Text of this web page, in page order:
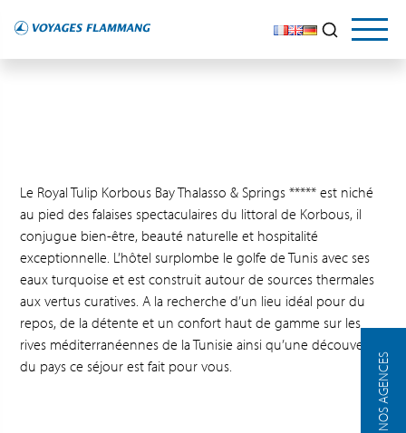
NOS AGENCES
Le Royal Tulip Korbous Bay Thalasso & Springs ***** est niché
au pied des falaises spectaculaires du littoral de Korbous, il
conjugue bien-être, beauté naturelle et hospitalité
exceptionnelle. L’hôtel surplombe le golfe de Tunis avec ses
eaux turquoise et est construit autour de sources thermales
aux vertus curatives. A la recherche d’un lieu idéal pour du
repos, de la détente et un confort haut de gamme sur les
rives méditerranéennes de la Tunisie ainsi qu’une découverte
du pays ce séjour est fait pour vous.